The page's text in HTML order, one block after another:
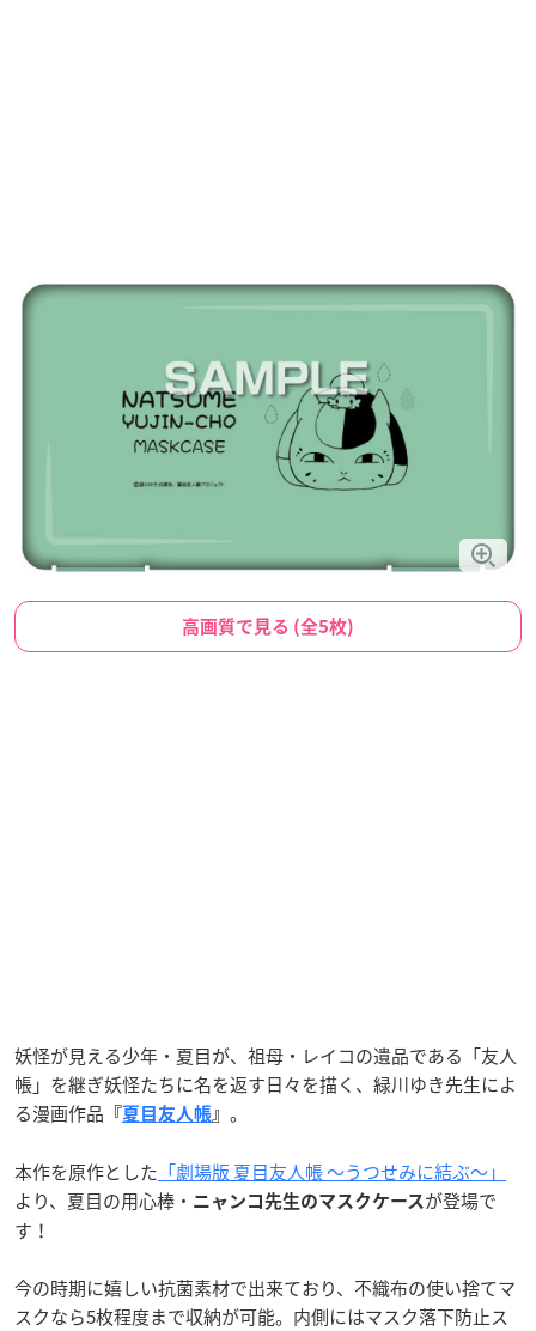
高画質で見る (全5枚)
妖怪が見える少年・夏目が、祖母・レイコの遺品である「友人
帳」を継ぎ妖怪たちに名を返す日々を描く、緑川ゆき先生によ
る漫画作品 『夏目友人帳 』 。
本作を原作とした 「劇場版 夏目友人帳 ～うつせみに結ぶ～」
より、夏目の用心棒・ ニャンコ先生のマスクケース が登場で
す！
今の時期に嬉しい抗菌素材で出来ており、不織布の使い捨てマ
スクなら5枚程度まで収納が可能。内側にはマスク落下防止ス